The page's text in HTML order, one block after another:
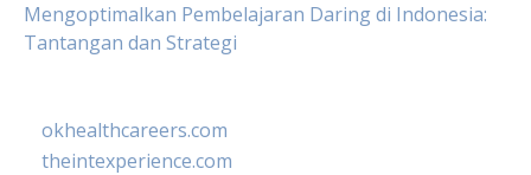
Mengoptimalkan Pembelajaran Daring di Indonesia:
Tantangan dan Strategi
okhealthcareers.com
theintexperience.com